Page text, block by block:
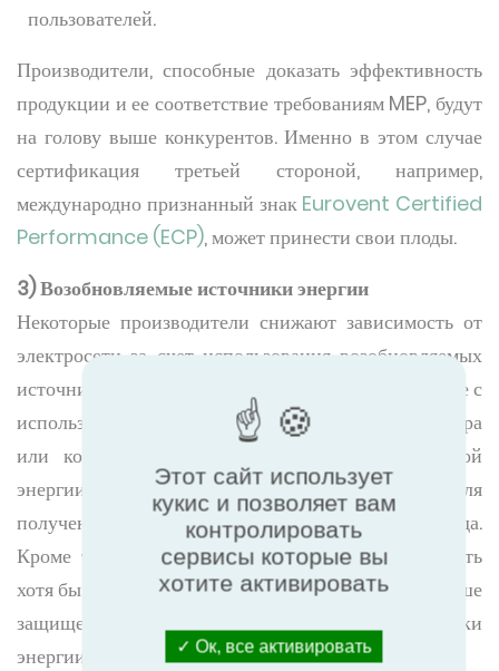
пользователей.
Производители, способные доказать эффективность
продукции и ее соответствие требованиям MEP, будут
на голову выше конкурентов. Именно в этом случае
сертификация третьей стороной, например,
международно признанный знак Eurovent Certified
Performance (ECP), может принести свои плоды.
3) Возобновляемые источники энергии
Некоторые производители снижают зависимость от
электросети за счет использования возобновляемых
источников энергии. Производство энергии на месте с
использованием солнечной энергии, энергии ветра
или комбинированной тепловой и электрической
энергии (ТЭЦ) открывает возможности для
получения энергии с нулевым содержанием углерода.
Кроме того, производители, способные производить
хотя бы часть необходимой им энергии, гораздо лучше
защищены от резкого роста цен или угрозы нехватки
энергии, чем те, кто этого не делает.
Этот сайт использует
кукис и позволяет вам
контролировать
сервисы которые вы
хотите активировать
Ок, все активировать